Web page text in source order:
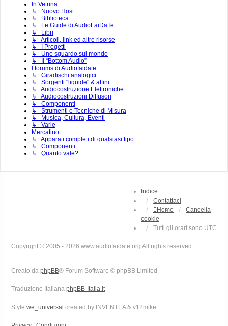
In Vetrina
↳ Nuovo Host
↳ Biblioteca
↳ Le Guide di AudioFaiDaTe
↳ Libri
↳ Articoli, link ed altre risorse
↳ I Progetti
↳ Uno sguardo sul mondo
↳ Il “Bottom Audio”
I forums di Audiofaidate
↳ Giradischi analogici
↳ Sorgenti "liquide" & affini
↳ Audiocostruzione Elettroniche
↳ Audiocostruzioni Diffusori
↳ Componenti
↳ Strumenti e Tecniche di Misura
↳ Musica, Cultura, Eventi
↳ Varie
Mercatino
↳ Apparati completi di qualsiasi tipo
↳ Componenti
↳ Quanto vale?
Indice
Contattaci
Home
Cancella
cookie
Tutti gli orari sono UTC
Copyright © 2005 - 2026 www.audiofaidate.org All rights reserved.
Creato da phpBB® Forum Software © phpBB Limited
Traduzione Italiana phpBB-Italia.it
Style we_universal created by INVENTEA & v12mike